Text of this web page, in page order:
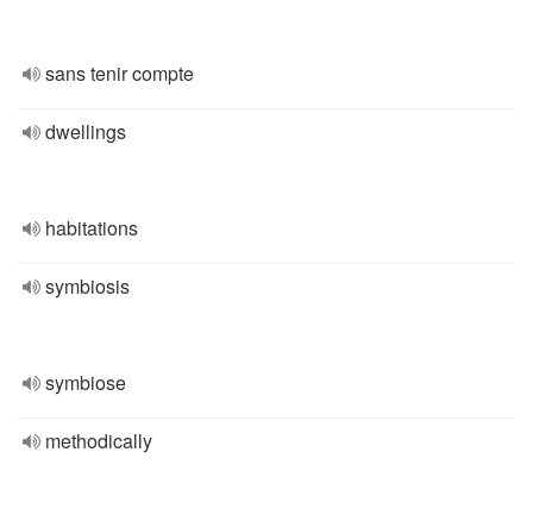
sans tenir compte
dwellings
habitations
symbiosis
symbiose
methodically